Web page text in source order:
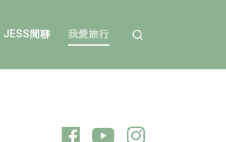
JESS閒聊 我愛旅行